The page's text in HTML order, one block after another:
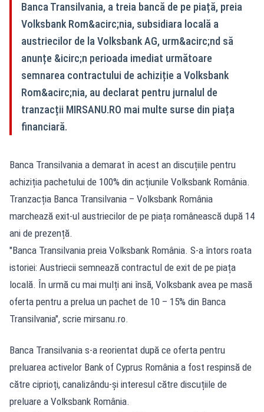
Banca Transilvania, a treia bancă de pe piață, preia
Volksbank Rom&acirc;nia, subsidiara locală a
austriecilor de la Volksbank AG, urm&acirc;nd să
anunțe &icirc;n perioada imediat următoare
semnarea contractului de achiziție a Volksbank
Rom&acirc;nia, au declarat pentru jurnalul de
tranzacții MIRSANU.RO mai multe surse din piața
financiară.
Banca Transilvania a demarat în acest an discuțiile pentru
achiziția pachetului de 100% din acțiunile Volksbank România.
Tranzacția Banca Transilvania – Volksbank România
marchează exit-ul austriecilor de pe piața românească după 14
ani de prezență.
"Banca Transilvania preia Volksbank România. S-a întors roata
istoriei: Austriecii semnează contractul de exit de pe piața
locală. În urmă cu mai mulți ani însă, Volksbank avea pe masă
oferta pentru a prelua un pachet de 10 – 15% din Banca
Transilvania", scrie mirsanu.ro.
Banca Transilvania s-a reorientat după ce oferta pentru
preluarea activelor Bank of Cyprus România a fost respinsă de
către ciprioți, canalizându-și interesul către discuțiile de
preluare a Volksbank România.